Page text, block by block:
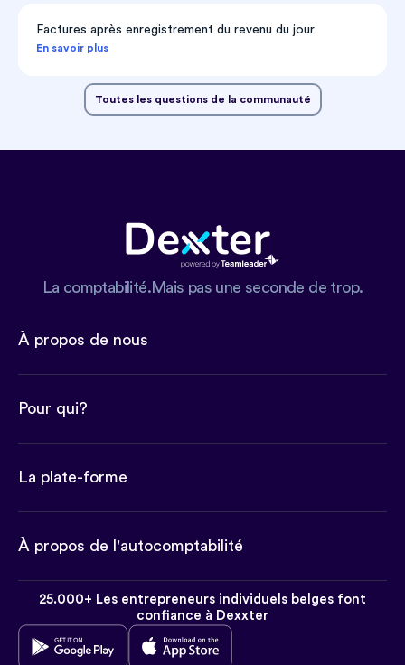
Factures après enregistrement du revenu du jour
En savoir plus
Toutes les questions de la communauté
La comptabilité.Mais pas une seconde de trop.
À propos de nous
Pour qui?
La plate-forme
À propos de l'autocomptabilité
25.000+ Les entrepreneurs individuels belges font
confiance à Dexxter